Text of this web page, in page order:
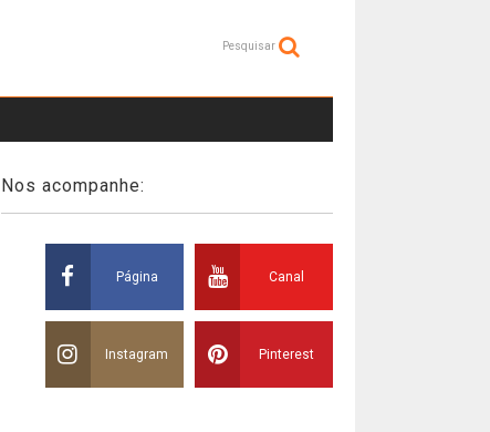
Pesquisar
Nos acompanhe:
Página Canal
Instagram Pinterest